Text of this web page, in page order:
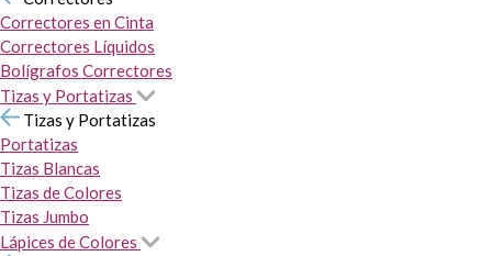
Correctores en Cinta
Correctores Líquidos
Bolígrafos Correctores
Tizas y Portatizas
Tizas y Portatizas
Portatizas
Tizas Blancas
Tizas de Colores
Tizas Jumbo
Lápices de Colores